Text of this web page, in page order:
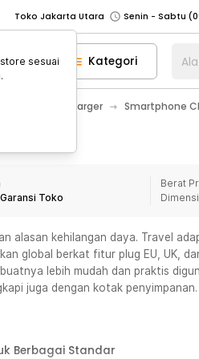
Toko Jakarta Utara
Toko Tangerang
Toko Cikupa
Pick n Go Jakarta Barat
Senin -
Pick n Go Bekasi
Senin - Jumat
Senin - Jumat
Senin - Sabtu
Senin - Sabtu
Toko Tangerang
Toko Cikupa
Pick n Go Jakarta Barat
Senin -
Kategori
Baterai & Charger Smartphone
Toko
Berat
alasan kehilangan daya. Travel
global berkat fitur plug EU, UK,
lebih mudah dan praktis
juga dengan kotak penyimpanan.
Berbagai Standar
sesuai